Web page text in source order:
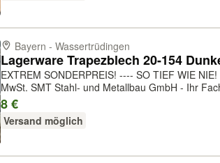
Bayern - Wassertrüdingen
EXTREM SONDERPREIS! ---- SO TIEF WIE
MwSt. SMT Stahl- und Metallbau GmbH - Ihr Fachhändler mit Stärke statt
Papier! Vielfalt - Große Auswahl an Profilen,
Einzelbleche und in große...
8 €
Versand möglich